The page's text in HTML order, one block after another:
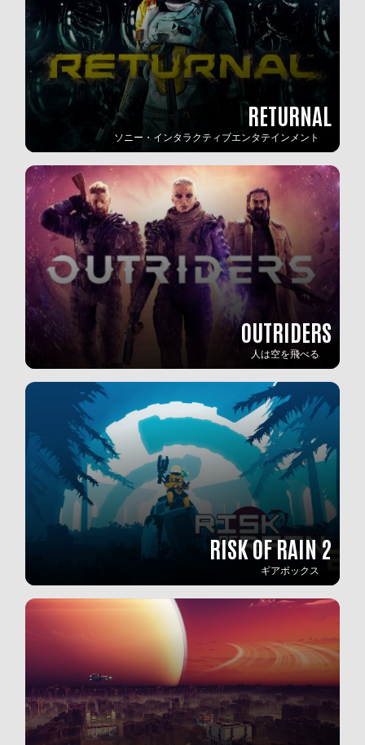
RETURNAL
ソニー・インタラクティブエンタテインメント
OUTRIDERS
人は空を飛べる
RISK OF RAIN 2
ギアボックス